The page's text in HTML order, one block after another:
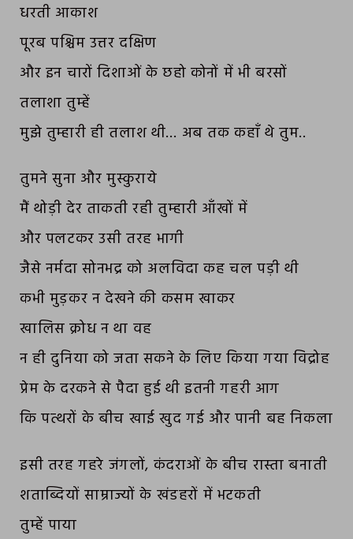
धरती आकाश
पूरब पश्चिम उत्तर दक्षिण
और इन चारों दिशाओं के छहो कोनों में भी बरसों
तलाशा तुम्हें
मुझे तुम्हारी ही तलाश थी… अब तक कहाँ थे तुम..
तुमने सुना और मुस्कुराये
मैं थोड़ी देर ताकती रही तुम्हारी आँखों में
और पलटकर उसी तरह भागी
जैसे नर्मदा सोनभद्र को अलविदा कह चल पड़ी थी
कभी मुड़कर न देखने की कसम खाकर
खालिस क्रोध न था वह
न ही दुनिया को जता सकने के लिए किया गया विद्रोह
प्रेम के दरकने से पैदा हुई थी इतनी गहरी आग
कि पत्थरों के बीच खाई खुद गई और पानी बह निकला
इसी तरह गहरे जंगलों, कंदराओं के बीच रास्ता बनाती
शताब्दियों साम्राज्यों के खंडहरों में भटकती
तुम्हें पाया